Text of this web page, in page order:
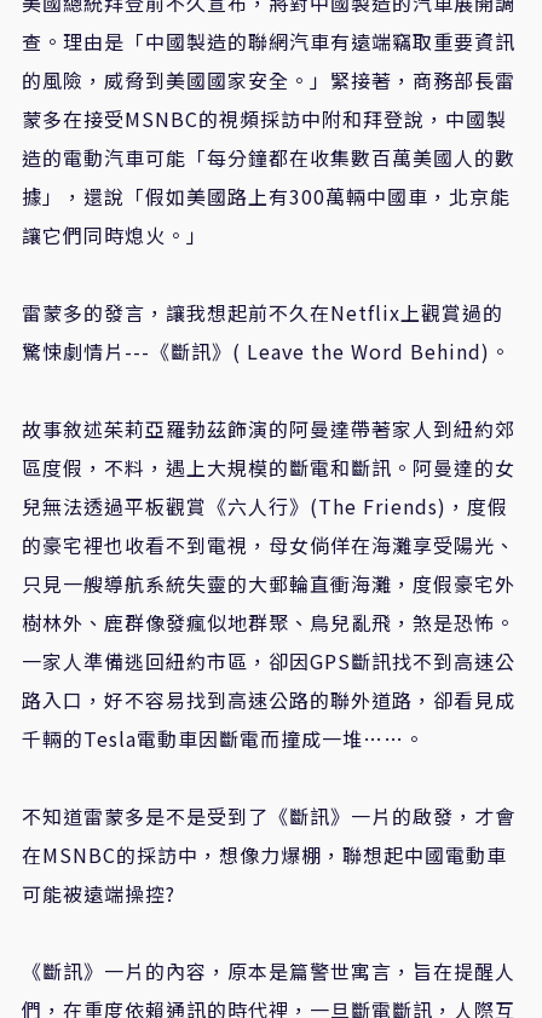
查。理由是「中國製造的聯網汽車有遠端竊取重要資訊
的風險，威脅到美國國家安全。」緊接著，商務部長雷
蒙多在接受MSNBC的視頻採訪中附和拜登說，中國製
造的電動汽車可能「每分鐘都在收集數百萬美國人的數
據」，還說「假如美國路上有300萬輛中國車，北京能
讓它們同時熄火。」
雷蒙多的發言，讓我想起前不久在Netflix上觀賞過的
驚悚劇情片---《斷訊》( Leave the Word Behind)。
故事敘述茱莉亞羅勃茲飾演的阿曼達帶著家人到紐約郊
區度假，不料，遇上大規模的斷電和斷訊。阿曼達的女
兒無法透過平板觀賞《六人行》(The Friends)，度假
的豪宅裡也收看不到電視，母女倘佯在海灘享受陽光、
只見一艘導航系統失靈的大郵輪直衝海灘，度假豪宅外
樹林外、鹿群像發瘋似地群聚、鳥兒亂飛，煞是恐怖。
一家人準備逃回紐約市區，卻因GPS斷訊找不到高速公
路入口，好不容易找到高速公路的聯外道路，卻看見成
千輛的Tesla電動車因斷電而撞成一堆……。
不知道雷蒙多是不是受到了《斷訊》一片的啟發，才會
在MSNBC的採訪中，想像力爆棚，聯想起中國電動車
可能被遠端操控?
《斷訊》一片的內容，原本是篇警世寓言，旨在提醒人
們，在重度依賴通訊的時代裡，一旦斷電斷訊，人際互